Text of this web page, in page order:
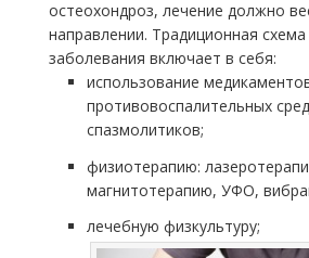
остеохондроз, лечение должно
направлении. Традиционная
заболевания включает в себя:
использование
противовоспалительных
спазмолитиков;
физиотерапию:
магнитотерапию, УФО,
лечебную физкультуру;